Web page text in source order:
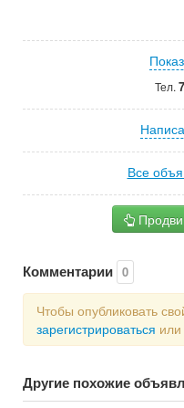
Тел.
Все
Комментарии 0
Чтобы опубликовать
зарегистрироваться или
Другие похожие